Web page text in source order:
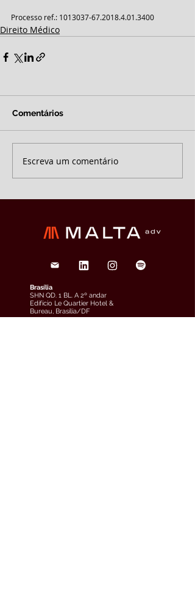
Processo ref.: 1013037-67.2018.4.01.3400
Direito Médico
Comentários
Escreva um comentário
Brasília
SHN QD. 1 BL. A 2º andar
Edifício Le Quartier Hotel &
Bureau, Brasília/DF